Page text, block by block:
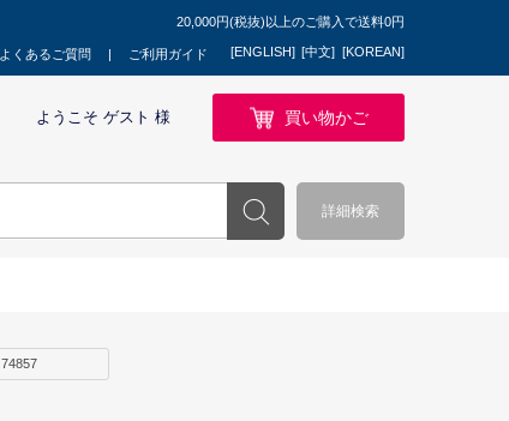
20,000円(税抜)以上のご購入で送料0円
よくあるご質問 ご利用ガイド [ENGLISH] [中文] [KOREAN]
ようこそ ゲスト 様 買い物かご
詳細検索
74857